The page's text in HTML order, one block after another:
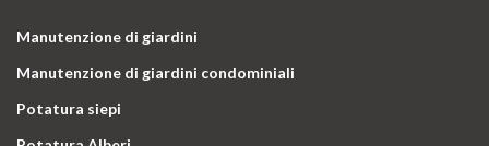
Manutenzione di giardini
Manutenzione di giardini condominiali
Potatura siepi